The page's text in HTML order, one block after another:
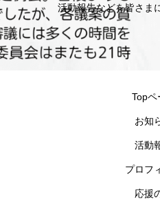
活動報告などを皆さま
Topペ
お知
活動
プロフ
応援